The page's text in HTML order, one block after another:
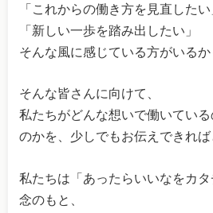
「これからの働き方を見直したい
「新しい一歩を踏み出したい」
そんな風に感じている方がいるか
そんな皆さんに向けて、
私たちがどんな想いで働いてい
のかを、少しでもお伝えできれ
私たちは「あったらいいなをカ
念のもと、